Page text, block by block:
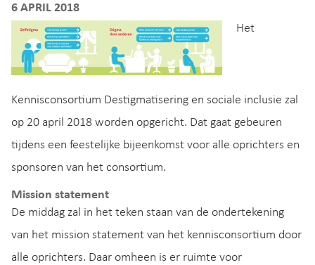
6 APRIL 2018
Het
Kennisconsortium Destigmatisering en sociale inclusie zal
op 20 april 2018 worden opgericht. Dat gaat gebeuren
tijdens een feestelijke bijeenkomst voor alle oprichters en
sponsoren van het consortium.
Mission statement
De middag zal in het teken staan van de ondertekening
van het mission statement van het kennisconsortium door
alle oprichters. Daar omheen is er ruimte voor